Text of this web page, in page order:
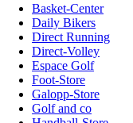
Basket-Center
Daily Bikers
Direct Running
Direct-Volley
Espace Golf
Foot-Store
Galopp-Store
Golf and co